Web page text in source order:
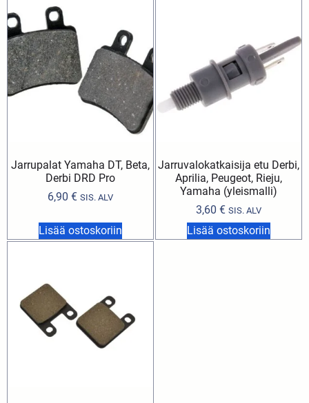
Jarrupalat Yamaha DT, Beta,
Derbi DRD Pro
6,90 € SIS. ALV
Lisää ostoskoriin
Jarruvalokatkaisija etu Derbi,
Aprilia, Peugeot, Rieju,
Yamaha (yleismalli)
3,60 € SIS. ALV
Lisää ostoskoriin